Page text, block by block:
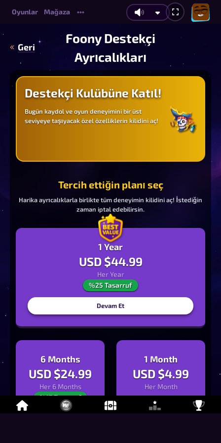
Oyunlar Mağaza •••
Geri
Foony Destekçi
Ayrıcalıkları
Destekçi Kulübüne Katıl!
Bugün kaydol ve oyun deneyimini bir üst
seviyeye taşıyacak özel özelliklerin kilidini aç!
Tercih ettiğin planı seç
Harika ayrıcalıklarla birlikte tüm deneyimin kilidini aç! İstediğin
zaman iptal edebilirsin.
1 Year
USD $44.99
Her Year
%25 Tasarruf
Devam Et
6 Months
USD $24.99
Her 6 Months
%17 Tasarruf
1 Month
USD $4.99
Her Month